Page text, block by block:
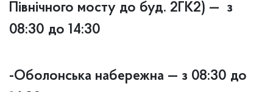
Північного мосту до буд. 2ГК2) — з
08:30 до 14:30
-Оболонська набережна — з 08:30 до